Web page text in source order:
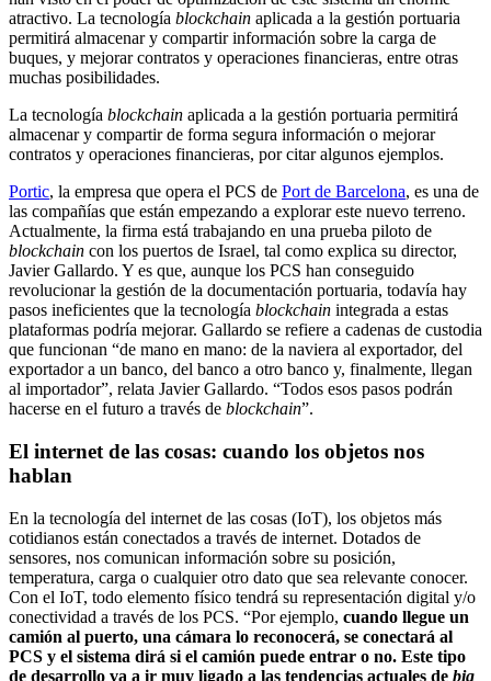
atractivo. La tecnología blockchain aplicada a la gestión portuaria
permitirá almacenar y compartir información sobre la carga de
buques, y mejorar contratos y operaciones financieras, entre otras
muchas posibilidades.
La tecnología blockchain aplicada a la gestión portuaria permitirá
almacenar y compartir de forma segura información o mejorar
contratos y operaciones financieras, por citar algunos ejemplos.
Portic, la empresa que opera el PCS de Port de Barcelona, es una de
las compañías que están empezando a explorar este nuevo terreno.
Actualmente, la firma está trabajando en una prueba piloto de
blockchain con los puertos de Israel, tal como explica su director,
Javier Gallardo. Y es que, aunque los PCS han conseguido
revolucionar la gestión de la documentación portuaria, todavía hay
pasos ineficientes que la tecnología blockchain integrada a estas
plataformas podría mejorar. Gallardo se refiere a cadenas de custodia
que funcionan “de mano en mano: de la naviera al exportador, del
exportador a un banco, del banco a otro banco y, finalmente, llegan
al importador”, relata Javier Gallardo. “Todos esos pasos podrán
hacerse en el futuro a través de blockchain”.
El internet de las cosas: cuando los objetos nos
hablan
En la tecnología del internet de las cosas (IoT), los objetos más
cotidianos están conectados a través de internet. Dotados de
sensores, nos comunican información sobre su posición,
temperatura, carga o cualquier otro dato que sea relevante conocer.
Con el IoT, todo elemento físico tendrá su representación digital y/o
conectividad a través de los PCS. “Por ejemplo, cuando llegue un
camión al puerto, una cámara lo reconocerá, se conectará al
PCS y el sistema dirá si el camión puede entrar o no. Este tipo
de desarrollo va a ir muy ligado a las tendencias actuales de big